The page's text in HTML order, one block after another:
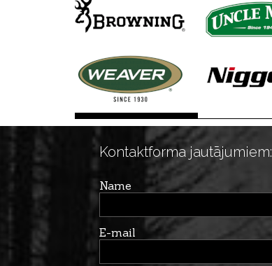
Kontaktforma jautājumiem:
Name
E-mail